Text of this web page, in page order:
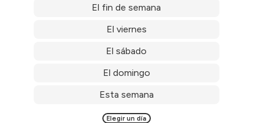
El fin de semana
El viernes
El sábado
El domingo
Esta semana
Elegir un día